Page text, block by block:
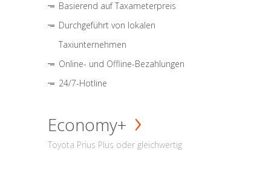
Basierend auf Taxameterpreis
Durchgeführt von lokalen
Taxiunternehmen
Online- und Offline-Bezahlungen
24/7-Hotline
Economy+
Toyota Prius Plus oder gleichwertig